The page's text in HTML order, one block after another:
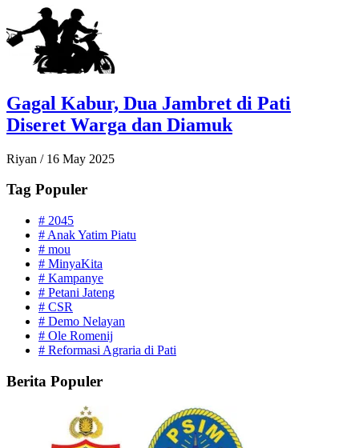
Gagal Kabur, Dua Jambret di Pati
Diseret Warga dan Diamuk
Riyan / 16 May 2025
Tag Populer
# 2045
# Anak Yatim Piatu
# mou
# MinyaKita
# Kampanye
# Petani Jateng
# CSR
# Demo Nelayan
# Ole Romenij
# Reformasi Agraria di Pati
Berita Populer